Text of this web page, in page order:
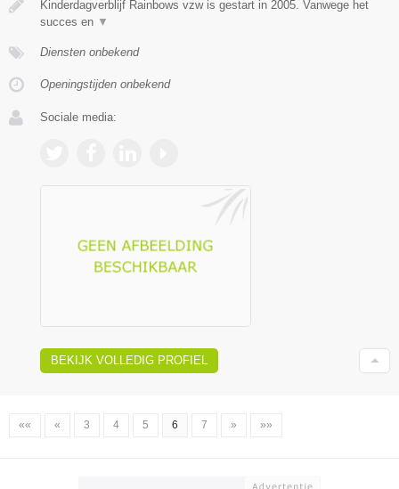
Kinderdagverblijf Rainbows vzw is gestart in 2005. Vanwege het
succes en ▼
Diensten onbekend
Openingstijden onbekend
Sociale media:
BEKIJK VOLLEDIG PROFIEL
«« « 3 4 5 6 7 » »»